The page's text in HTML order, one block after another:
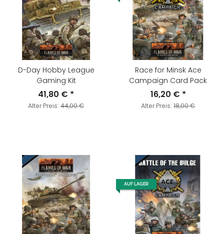
D-Day Hobby League
Gaming Kit
41,80 € *
Alter Preis: 44,00 €
Race for Minsk Ace
Campaign Card Pack
16,20 € *
Alter Preis: 18,00 €
AUF LAGER